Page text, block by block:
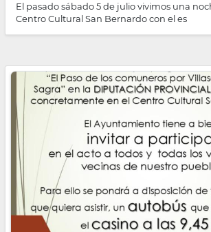
El pasado sábado 5 de julio vivimos una
Centro Cultural San Bernardo con el es